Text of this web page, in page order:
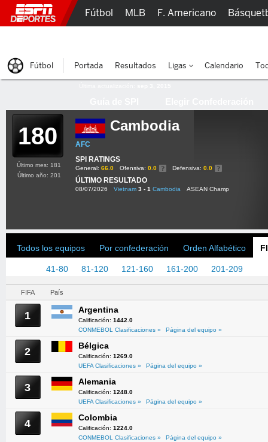
180 Cambodia
AFC
SPI RATINGS
General: 66.0 Ofensiva: 0.0 Defensiva: 0.0
ÚLTIMO RESULTADO
08/07/2026 Vietnam 3 - 1 Cambodia ASEAN Champ
Último mes: 181
Último año: 201
Todos los equipos Por confederación Orden Alfabético
41-80 81-120 121-160 161-200 201-209
FIFA País
1 Argentina
Calificación: 1442.0
CONMEBOL Clasificaciones »
Página del equipo »
2 Bélgica
Calificación: 1269.0
UEFA Clasificaciones »
Página del equipo »
3 Alemania
Calificación: 1248.0
UEFA Clasificaciones »
Página del equipo »
4 Colombia
Calificación: 1224.0
CONMEBOL Clasificaciones »
Página del equipo »
Fútbol MLB F. Americano
Fútbol Portada Resultados Ligas Calendario